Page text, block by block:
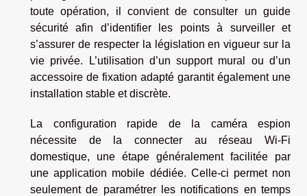
toute opération, il convient de consulter un guide
sécurité afin d’identifier les points à surveiller et
s’assurer de respecter la législation en vigueur sur la
vie privée. L’utilisation d’un support mural ou d’un
accessoire de fixation adapté garantit également une
installation stable et discrète.
La configuration rapide de la caméra espion
nécessite de la connecter au réseau Wi-Fi
domestique, une étape généralement facilitée par
une application mobile dédiée. Celle-ci permet non
seulement de paramétrer les notifications en temps